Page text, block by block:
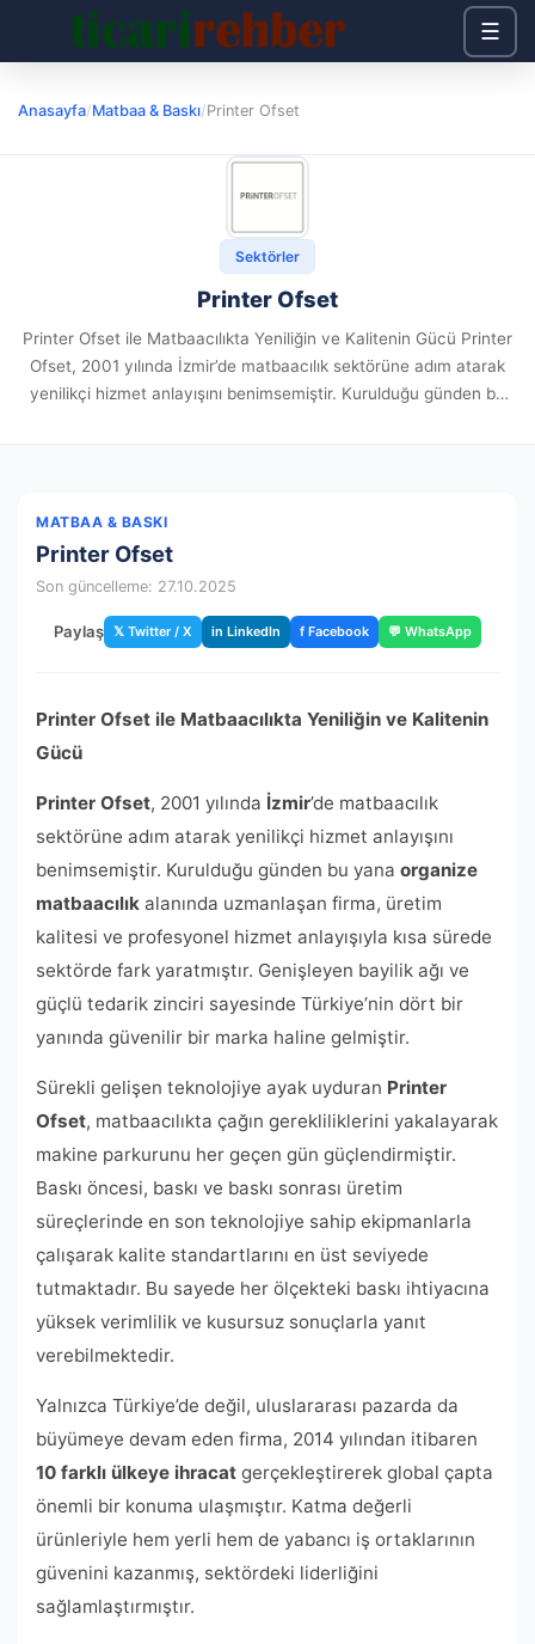
☰
Anasayfa/Matbaa & Baskı/Printer Ofset
Sektörler
Printer Ofset
Printer Ofset ile Matbaacılıkta Yeniliğin ve Kalitenin Gücü Printer
Ofset, 2001 yılında İzmir’de matbaacılık sektörüne adım atarak
yenilikçi hizmet anlayışını benimsemiştir. Kurulduğu günden bu
MATBAA & BASKI
Printer Ofset
Son güncelleme: 27.10.2025
Paylaş 𝕏 Twitter / X in LinkedIn f Facebook 💬 WhatsApp
Printer Ofset ile Matbaacılıkta Yeniliğin ve Kalitenin
Gücü
Printer Ofset, 2001 yılında İzmir’de matbaacılık
sektörüne adım atarak yenilikçi hizmet anlayışını
benimsemiştir. Kurulduğu günden bu yana organize
matbaacılık alanında uzmanlaşan firma, üretim
kalitesi ve profesyonel hizmet anlayışıyla kısa sürede
sektörde fark yaratmıştır. Genişleyen bayilik ağı ve
güçlü tedarik zinciri sayesinde Türkiye’nin dört bir
yanında güvenilir bir marka haline gelmiştir.
Sürekli gelişen teknolojiye ayak uyduran Printer
Ofset, matbaacılıkta çağın gerekliliklerini yakalayarak
makine parkurunu her geçen gün güçlendirmiştir.
Baskı öncesi, baskı ve baskı sonrası üretim
süreçlerinde en son teknolojiye sahip ekipmanlarla
çalışarak kalite standartlarını en üst seviyede
tutmaktadır. Bu sayede her ölçekteki baskı ihtiyacına
yüksek verimlilik ve kusursuz sonuçlarla yanıt
verebilmektedir.
Yalnızca Türkiye’de değil, uluslararası pazarda da
büyümeye devam eden firma, 2014 yılından itibaren
10 farklı ülkeye ihracat gerçekleştirerek global çapta
önemli bir konuma ulaşmıştır. Katma değerli
ürünleriyle hem yerli hem de yabancı iş ortaklarının
güvenini kazanmış, sektördeki liderliğini
sağlamlaştırmıştır.